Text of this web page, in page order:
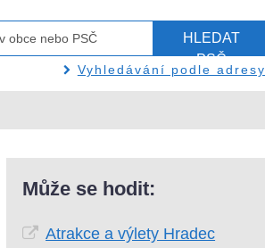
HLEDAT
PSČ
Vyhledávání podle adresy
Může se hodit:
Atrakce a výlety Hradec